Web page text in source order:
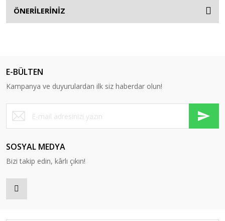
ÖNERİLERİNİZ
E-BÜLTEN
Kampanya ve duyurulardan ilk siz haberdar olun!
SOSYAL MEDYA
Bizi takip edin, kârlı çıkın!